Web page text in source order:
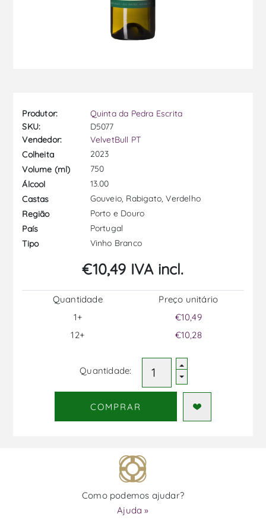
Produtor:
Quinta da Pedra Escrita
SKU:
D5077
Vendedor:
VelvetBull PT
Colheita
2023
Volume (ml)
750
Álcool
13.00
Castas
Gouveio, Rabigato, Verdelho
Região
Porto e Douro
País
Portugal
Tipo
Vinho Branco
€10,49 IVA incl.
Quantidade
1+
12+
Preço unitário
€10,49
€10,28
Quantidade:
COMPRAR
Como podemos ajudar?
Ajuda »